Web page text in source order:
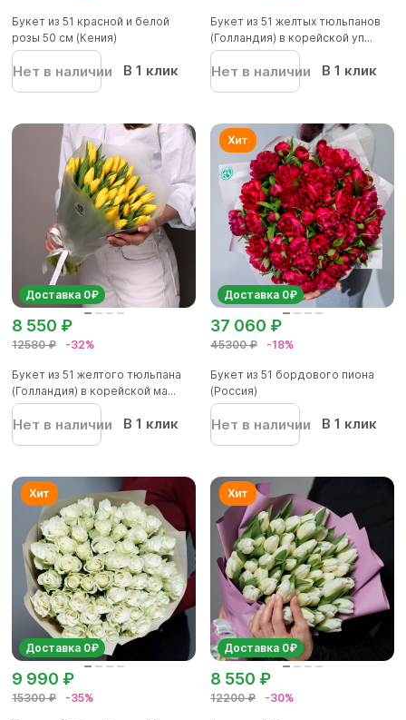
Букет из 51 красной и белой
розы 50 см (Кения)
Нет в наличии В 1 клик
Букет из 51 желтых тюльпанов
(Голландия) в корейской уп...
Нет в наличии В 1 клик
Доставка 0₽
12580 ₽ -32%
8 550 ₽
Букет из 51 желтого тюльпана
(Голландия) в корейской ма...
Нет в наличии В 1 клик
Доставка 0₽
45300 ₽ -18%
37 060 ₽
Букет из 51 бордового пиона
(Россия)
Нет в наличии В 1 клик
Доставка 0₽
15300 ₽ -35%
9 990 ₽
Доставка 0₽
12200 ₽ -30%
8 550 ₽